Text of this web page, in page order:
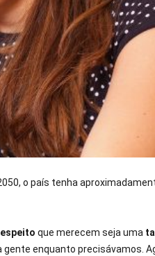
o país tenha
que merecem seja uma
gente enquanto precisávamos.